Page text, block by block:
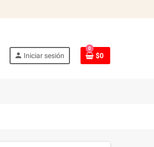
person Iniciar sesión
0
$0